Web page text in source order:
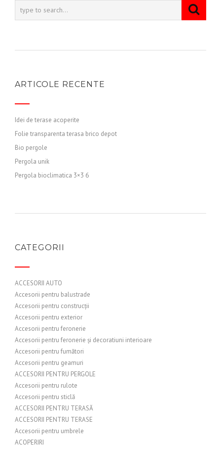
ARTICOLE RECENTE
Idei de terase acoperite
Folie transparenta terasa brico depot
Bio pergole
Pergola unik
Pergola bioclimatica 3×3 6
CATEGORII
ACCESORII AUTO
Accesorii pentru balustrade
Accesorii pentru construcții
Accesorii pentru exterior
Accesorii pentru feronerie
Accesorii pentru feronerie și decoratiuni interioare
Accesorii pentru fumători
Accesorii pentru geamuri
ACCESORII PENTRU PERGOLE
Accesorii pentru rulote
Accesorii pentru sticlă
ACCESORII PENTRU TERASĂ
ACCESORII PENTRU TERASE
Accesorii pentru umbrele
ACOPERIRI